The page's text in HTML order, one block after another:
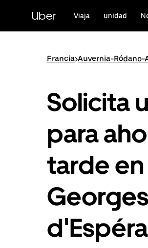
contenido
principal
Uber Viaja unidad
Francia>Auvernia-Ródano-
Solicita
para
tarde